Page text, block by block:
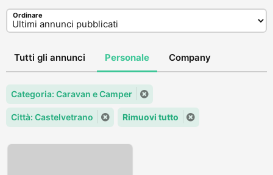
Ordinare
Tutti gli annunci Personale Company
Categoria: Caravan e Camper
Città: Castelvetrano Rimuovi tutto